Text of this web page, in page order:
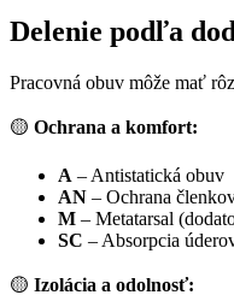
Delenie podľa
Pracovná obuv môže mať
🟡 Ochrana a komfort:
A – Antistatická obuv
AN – Ochrana
M – Metatarsal
SC – Absorpcia
🟡 Izolácia a odolnosť: